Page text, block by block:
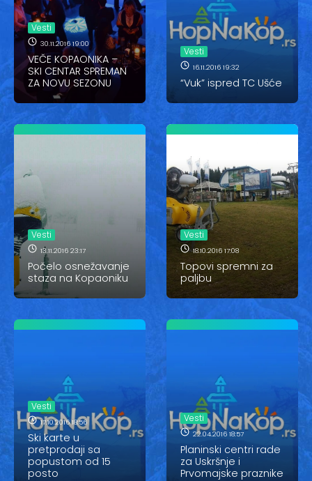
Oglasi
Galerija
Copyright© 2020
HopNaKop
Vesti
30.11.2016 19:00
VEČE KOPAONIKA –
SKI CENTAR SPREMAN
ZA NOVU SEZONU
Vesti
16.11.2016 19:32
“Vuk” ispred TC Ušće
Vesti
13.11.2016 23:17
Počelo osnežavanje
staza na Kopaoniku
Vesti
18.10.2016 17:08
Topovi spremni za
paljbu
Vesti
17.10.2016 18:56
Ski karte u
pretprodaji sa
popustom od 15
posto
Vesti
22.04.2016 18:57
Planinski centri rade
za Uskršnje i
Prvomajske praznike